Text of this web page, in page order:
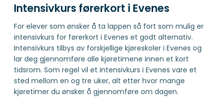
Intensivkurs førerkort i Evenes
For elever som ønsker å ta lappen så fort som mulig er
intensivkurs for førerkort i Evenes et godt alternativ.
Intensivkurs tilbys av forskjellige kjøreskoler i Evenes og
lar deg gjennomføre alle kjøretimene innen et kort
tidsrom. Som regel vil et intensivkurs i Evenes vare et
sted mellom en og tre uker, alt etter hvor mange
kjøretimer du ønsker å gjennomføre om dagen.